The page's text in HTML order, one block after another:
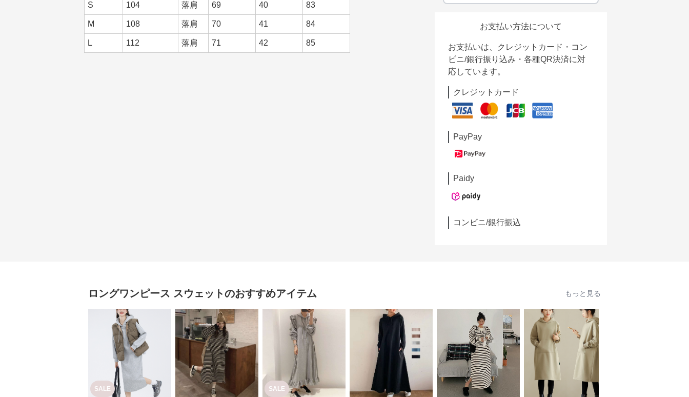
S 104 落肩 69 40 83
M 108 落肩 70 41 84
L 112 落肩 71 42 85
お支払い方法について
お支払いは、クレジットカード・コン
ビニ/銀行振り込み・各種QR決済に対
応しています。
クレジットカード
PayPay
Paidy
コンビニ/銀行振込
ロングワンピース スウェットのおすすめアイテム もっと見る
SALE SALE